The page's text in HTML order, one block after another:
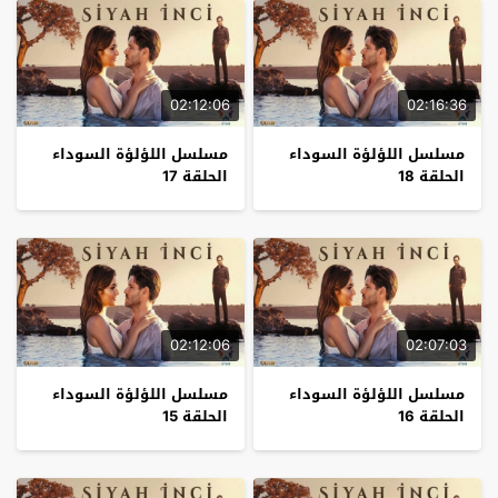
02:16:36
مسلسل اللؤلؤة السوداء
الحلقة 18
02:12:06
مسلسل اللؤلؤة السوداء
الحلقة 17
02:07:03
مسلسل اللؤلؤة السوداء
الحلقة 16
02:12:06
مسلسل اللؤلؤة السوداء
الحلقة 15